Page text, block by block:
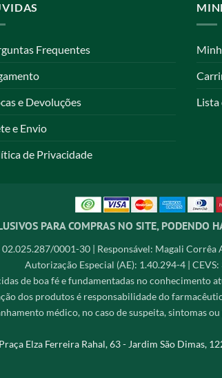
Frequentes
e Devoluções
e Envio
de Privacidade
Lista
PARA COMPRAS NO SITE, PODENDO
0001-30 | Responsável: Magali
Autorização Especial (AE): 1.40.294-4 |
de boa fé e fundamentadas no conhecimento
dos produtos é responsabilidade do
médico, no caso de suspeita, sintomas
Praça Elza Ferreira Rahal, 63 - Jardim São Dimas,